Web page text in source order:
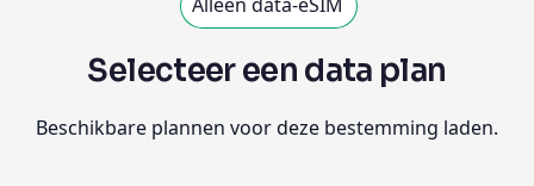
Selecteer een data plan
Beschikbare plannen voor deze bestemming laden.